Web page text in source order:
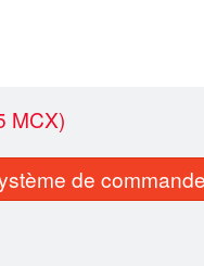
MCX)
de